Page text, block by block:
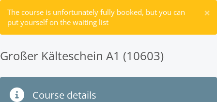
×
The course is unfortunately fully booked, but you can
put yourself on the waiting list
Großer Kälteschein A1 (10603)
Course details